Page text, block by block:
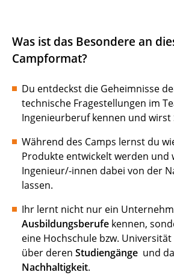
Was ist das Besondere an
Campformat?
Du entdeckst die Geheimnisse
technische Fragestellungen im
Ingenieurberuf kennen und wirst
Während des Camps lernst du
Produkte entwickelt werden und
Ingenieur/-innen dabei von der
lassen.
Ihr lernt nicht nur ein
Ausbildungsberufe kennen,
eine Hochschule bzw.
über deren Studiengänge und
Nachhaltigkeit.